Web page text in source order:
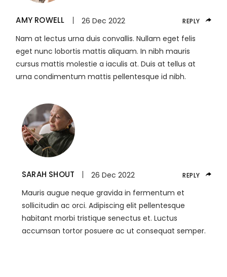
AMY ROWELL 26 Dec 2022 REPLY
Nam at lectus urna duis convallis. Nullam eget felis
eget nunc lobortis mattis aliquam. In nibh mauris
cursus mattis molestie a iaculis at. Duis at tellus at
urna condimentum mattis pellentesque id nibh.
SARAH SHOUT 26 Dec 2022 REPLY
Mauris augue neque gravida in fermentum et
sollicitudin ac orci. Adipiscing elit pellentesque
habitant morbi tristique senectus et. Luctus
accumsan tortor posuere ac ut consequat semper.